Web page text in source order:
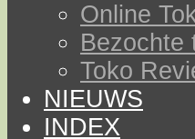
Online
Bezochte
Toko
NIEUWS
INDEX